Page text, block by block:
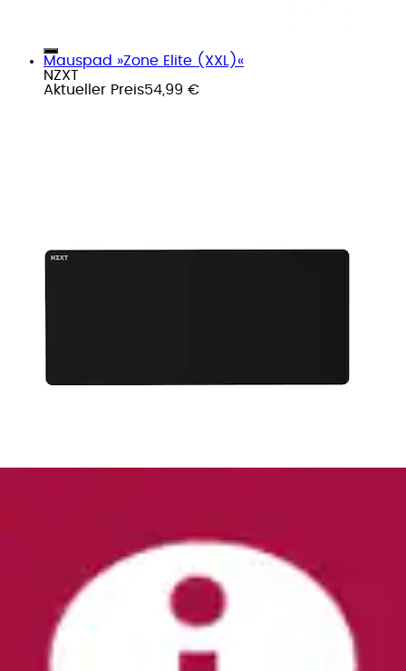
Mauspad »Zone Elite (XXL)«
NZXT
Aktueller Preis54,99 €
Mauspad »Zone Elite (L)«
Ursprünglicher Preis
UVP 29,99 € Rabatt- 8 %
Aktueller Preis
27,58 €